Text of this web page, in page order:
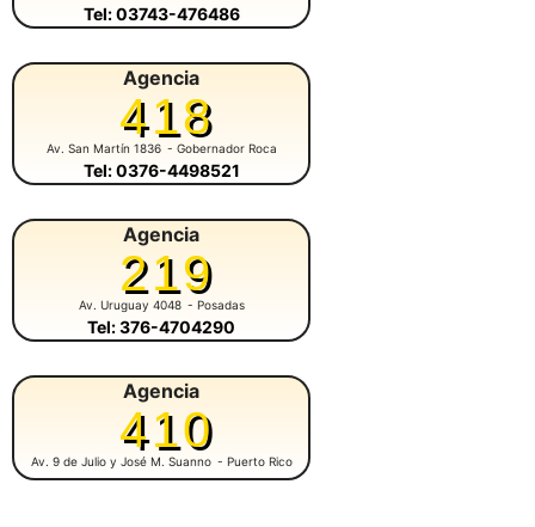
Tel: 03743-476486
Agencia
418
Av. San Martín 1836 - Gobernador Roca
Tel: 0376-4498521
Agencia
219
Av. Uruguay 4048 - Posadas
Tel: 376-4704290
Agencia
410
Av. 9 de Julio y José M. Suanno - Puerto Rico